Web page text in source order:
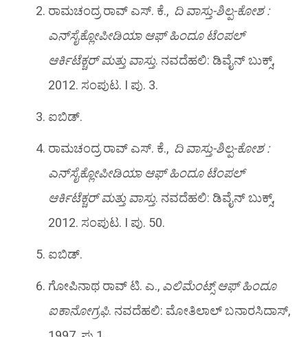
ರಾಮಚಂದ್ರ ರಾವ್ ಎಸ್. ಕೆ., ದಿ ವಾಸ್ತು-ಶಿಲ್ಪ-ಕೋಶ :
ಎನ್‌ಸೈಕ್ಲೋಪೀಡಿಯಾ ಆಫ್ ಹಿಂದೂ ಟೆಂಪಲ್
ಆರ್ಕಿಟೆಕ್ಚರ್ ಮತ್ತು ವಾಸ್ತು. ನವದೆಹಲಿ: ಡಿವೈನ್ ಬುಕ್ಸ್,
2012. ಸಂಪುಟ. I ಪು. 3.
ಐಬಿಡ್.
ರಾಮಚಂದ್ರ ರಾವ್ ಎಸ್. ಕೆ., ದಿ ವಾಸ್ತು-ಶಿಲ್ಪ-ಕೋಶ :
ಎನ್‌ಸೈಕ್ಲೋಪೀಡಿಯಾ ಆಫ್ ಹಿಂದೂ ಟೆಂಪಲ್
ಆರ್ಕಿಟೆಕ್ಚರ್ ಮತ್ತು ವಾಸ್ತು. ನವದೆಹಲಿ: ಡಿವೈನ್ ಬುಕ್ಸ್,
2012. ಸಂಪುಟ. I ಪು. 50.
ಐಬಿಡ್.
ಗೋಪಿನಾಥ ರಾವ್ ಟಿ. ಎ., ಎಲಿಮೆಂಟ್ಸ್ ಆಫ್ ಹಿಂದೂ
ಐಕಾನೋಗ್ರಫಿ. ನವದೆಹಲಿ: ಮೋತಿಲಾಲ್ ಬನಾರಸಿದಾಸ್,